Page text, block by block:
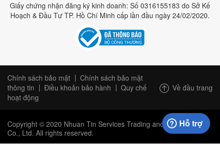
Giấy chứng nhận đăng ký kinh doanh: Số 0316155183 do Sở Kế
Hoạch & Đầu Tư TP. Hồ Chí Minh cấp lần đầu ngày 24/02/2020.
Chính sách bảo mật
Chính sách bảo mật
thông tin
Điều khoản bảo hành
Quy chế
hoạt động
Về đầu trang
Copyright © 2020 Nhuan Tin Services Trading and Investment
Co., Ltd. All rights reserved.
Hỗ trợ